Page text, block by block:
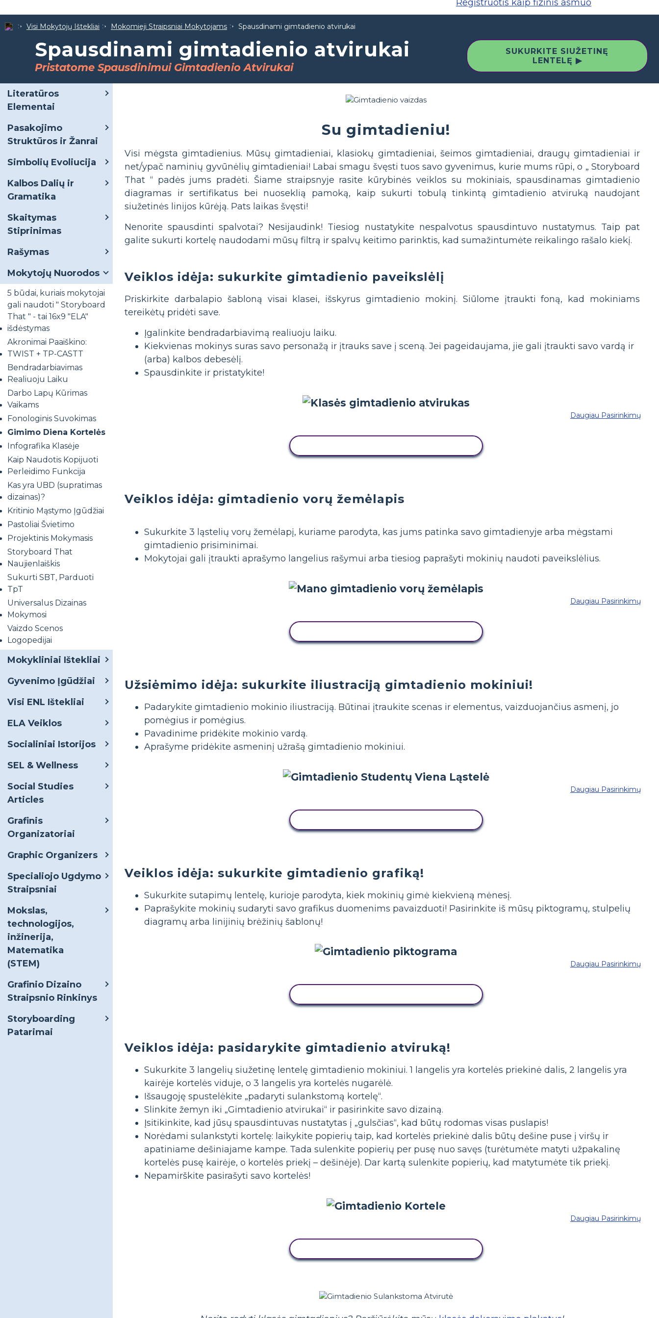
Registruotis kaip fizinis asmuo
Visi Mokytojų Ištekliai Mokomieji Straipsniai Mokytojams Spausdinami gimtadienio atvirukai
Spausdinami gimtadienio atvirukai
Pristatome Spausdinimui Gimtadienio Atvirukai
SUKURKITE SIUŽETINĘ
LENTELĘ ▶
Literatūros
Elementai
Pasakojimo
Struktūros ir Žanrai
Simbolių Evoliucija
Kalbos Dalių ir
Gramatika
Skaitymas
Stiprinimas
Rašymas
Mokytojų Nuorodos
5 būdai, kuriais mokytojai
gali naudoti " Storyboard
That " - tai 16x9 "ELA"
išdėstymas
Akronimai Paaiškino:
TWIST + TP-CASTT
Bendradarbiavimas
Realiuoju Laiku
Darbo Lapų Kūrimas
Vaikams
Fonologinis Suvokimas
Gimimo Diena Kortelės
Infografika Klasėje
Kaip Naudotis Kopijuoti
Perleidimo Funkcija
Kas yra UBD (supratimas
dizainas)?
Kritinio Mąstymo Įgūdžiai
Pastoliai Švietimo
Projektinis Mokymasis
Storyboard That
Naujienlaiškis
Sukurti SBT, Parduoti
TpT
Universalus Dizainas
Mokymosi
Vaizdo Scenos
Logopedijai
Mokykliniai Ištekliai
Gyvenimo Įgūdžiai
Visi ENL Ištekliai
ELA Veiklos
Socialiniai Istorijos
SEL & Wellness
Social Studies
Articles
Grafinis
Organizatoriai
Graphic Organizers
Specialiojo Ugdymo
Straipsniai
Mokslas,
technologijos,
inžinerija,
Matematika
(STEM)
Grafinio Dizaino
Straipsnio Rinkinys
Storyboarding
Patarimai
Su gimtadieniu!
Visi mėgsta gimtadienius. Mūsų gimtadieniai, klasiokų gimtadieniai, šeimos gimtadieniai, draugų gimtadieniai ir
net/ypač naminių gyvūnėlių gimtadieniai! Labai smagu švęsti tuos savo gyvenimus, kurie mums rūpi, o „ Storyboard
That “ padės jums pradėti. Šiame straipsnyje rasite kūrybinės veiklos su mokiniais, spausdinamas gimtadienio
diagramas ir sertifikatus bei nuoseklią pamoką, kaip sukurti tobulą tinkintą gimtadienio atviruką naudojant
siužetinės linijos kūrėją. Pats laikas švęsti!
Nenorite spausdinti spalvotai? Nesijaudink! Tiesiog nustatykite nespalvotus spausdintuvo nustatymus. Taip pat
galite sukurti kortelę naudodami mūsų filtrą ir spalvų keitimo parinktis, kad sumažintumėte reikalingo rašalo kiekį.
Veiklos idėja: sukurkite gimtadienio paveikslėlį
Priskirkite darbalapio šabloną visai klasei, išskyrus gimtadienio mokinį. Siūlome įtraukti foną, kad mokiniams
tereikėtų pridėti save.
Įgalinkite bendradarbiavimą realiuoju laiku.
Kiekvienas mokinys suras savo personažą ir įtrauks save į sceną. Jei pageidaujama, jie gali įtraukti savo vardą ir
(arba) kalbos debesėlį.
Spausdinkite ir pristatykite!
Daugiau Pasirinkimų
Veiklos idėja: gimtadienio vorų žemėlapis
Sukurkite 3 ląstelių vorų žemėlapį, kuriame parodyta, kas jums patinka savo gimtadienyje arba mėgstami
gimtadienio prisiminimai.
Mokytojai gali įtraukti aprašymo langelius rašymui arba tiesiog paprašyti mokinių naudoti paveikslėlius.
Daugiau Pasirinkimų
Užsiėmimo idėja: sukurkite iliustraciją gimtadienio mokiniui!
Padarykite gimtadienio mokinio iliustraciją. Būtinai įtraukite scenas ir elementus, vaizduojančius asmenį, jo
pomėgius ir pomėgius.
Pavadinime pridėkite mokinio vardą.
Aprašyme pridėkite asmeninį užrašą gimtadienio mokiniui.
Daugiau Pasirinkimų
Veiklos idėja: sukurkite gimtadienio grafiką!
Sukurkite sutapimų lentelę, kurioje parodyta, kiek mokinių gimė kiekvieną mėnesį.
Paprašykite mokinių sudaryti savo grafikus duomenims pavaizduoti! Pasirinkite iš mūsų piktogramų, stulpelių
diagramų arba linijinių brėžinių šablonų!
Daugiau Pasirinkimų
Veiklos idėja: pasidarykite gimtadienio atviruką!
Sukurkite 3 langelių siužetinę lentelę gimtadienio mokiniui. 1 langelis yra kortelės priekinė dalis, 2 langelis yra
kairėje kortelės viduje, o 3 langelis yra kortelės nugarėlė.
Išsaugoję spustelėkite „padaryti sulankstomą kortelę“.
Slinkite žemyn iki „Gimtadienio atvirukai“ ir pasirinkite savo dizainą.
Įsitikinkite, kad jūsų spausdintuvas nustatytas į „gulsčias“, kad būtų rodomas visas puslapis!
Norėdami sulankstyti kortelę: laikykite popierių taip, kad kortelės priekinė dalis būtų dešine puse į viršų ir
apatiniame dešiniajame kampe. Tada sulenkite popierių per pusę nuo savęs (turėtumėte matyti užpakalinę
kortelės pusę kairėje, o kortelės priekį – dešinėje). Dar kartą sulenkite popierių, kad matytumėte tik priekį.
Nepamirškite pasirašyti savo kortelės!
Daugiau Pasirinkimų